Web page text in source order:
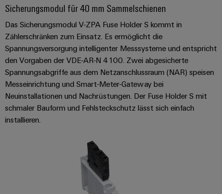
Sicherungsmodul für 40 mm Sammelschienen
Das Sicherungsmodul V-ZPA Fuse Holder S kommt in
Zählerschränken zum Einsatz. Es ermöglicht die
Spannungsversorgung intelligenter Messsysteme und entspricht
den Vorgaben der VDE-AR-N 4100. Zwei abgesicherte
Spannungsabgriffe aus dem Netzanschlussraum (NAR) speisen
Messeinrichtung und Smart-Meter-Gateway bei
Neuinstallationen und Nachrüstungen. Der Fuse Holder S mit
schmaler Bauform und Fehlsteckschutz lässt sich einfach
installieren.